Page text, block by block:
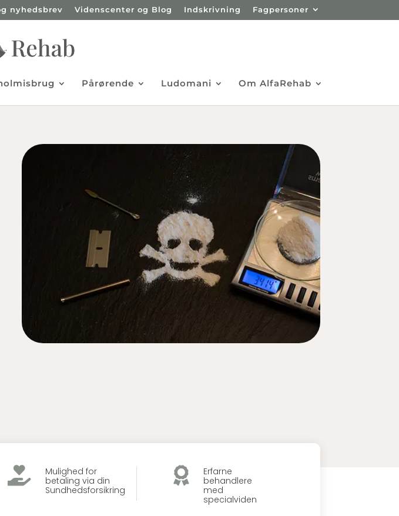
nyhedsbrev Videnscenter og Blog Indskrivning Fagpersoner
Pårørende Ludomani Om AlfaRehab

Mulighed for
betaling via din
Sundhedsforsikring

Erfarne
behandlere
med
specialviden